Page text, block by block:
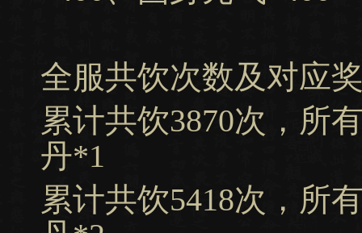
全服共饮次数及对应
累计共饮3870次，所
丹*1
累计共饮5418次，所